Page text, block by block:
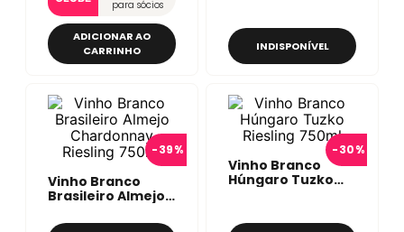
para sócios
ADICIONAR AO
CARRINHO
INDISPONÍVEL
-39%
Vinho Branco
Brasileiro Almejo
Riesling 750ml
-30%
Vinho Branco
Húngaro Tuzko